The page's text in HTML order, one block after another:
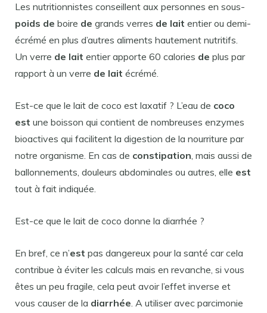
Les nutritionnistes conseillent aux personnes en sous-
poids de boire de grands verres de lait entier ou demi-
écrémé en plus d’autres aliments hautement nutritifs.
Un verre de lait entier apporte 60 calories de plus par
rapport à un verre de lait écrémé.
Est-ce que le lait de coco est laxatif ? L’eau de coco
est une boisson qui contient de nombreuses enzymes
bioactives qui facilitent la digestion de la nourriture par
notre organisme. En cas de constipation, mais aussi de
ballonnements, douleurs abdominales ou autres, elle est
tout à fait indiquée.
Est-ce que le lait de coco donne la diarrhée ?
En bref, ce n’est pas dangereux pour la santé car cela
contribue à éviter les calculs mais en revanche, si vous
êtes un peu fragile, cela peut avoir l’effet inverse et
vous causer de la diarrhée. A utiliser avec parcimonie